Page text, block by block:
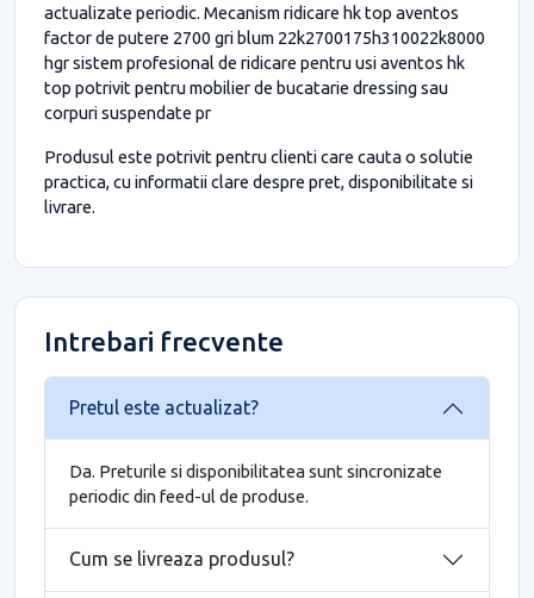
actualizate periodic. Mecanism ridicare hk top aventos
factor de putere 2700 gri blum 22k2700175h310022k8000
hgr sistem profesional de ridicare pentru usi aventos hk
top potrivit pentru mobilier de bucatarie dressing sau
corpuri suspendate pr
Produsul este potrivit pentru clienti care cauta o solutie
practica, cu informatii clare despre pret, disponibilitate si
livrare.
Intrebari frecvente
Pretul este actualizat?
Da. Preturile si disponibilitatea sunt sincronizate
periodic din feed-ul de produse.
Cum se livreaza produsul?